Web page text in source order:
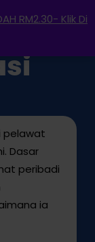
RM2.30- Klik Di
pelawat
Dasar
peribadi
ia